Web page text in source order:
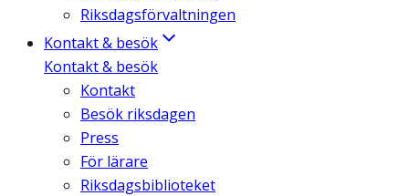
Riksdagsförvaltningen
Kontakt & besök
Kontakt & besök
Kontakt
Besök riksdagen
Press
För lärare
Riksdagsbiblioteket